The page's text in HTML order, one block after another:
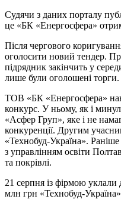
Судячи з даних порталу
це «БК «Енергосфера»
Після чергового
оголосити новий тендер.
підрядник закінчить у
лише були оголошені торги.
ТОВ «БК «Енергосфера»
конкурс. У ньому, як і
«Асфер Груп», яке і не
конкуренції. Другим
«Технобуд-Україна».
з управлінням освіти
та покрівлі.
21 серпня із фірмою уклали
млн грн «Технобуд-